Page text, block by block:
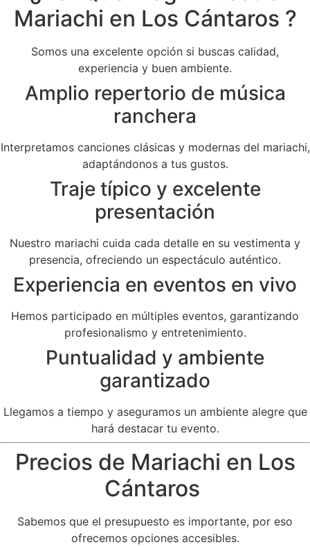
Mariachi en Los Cántaros ?
Somos una excelente opción si buscas calidad,
experiencia y buen ambiente.
Amplio repertorio de música
ranchera
Interpretamos canciones clásicas y modernas del mariachi,
adaptándonos a tus gustos.
Traje típico y excelente
presentación
Nuestro mariachi cuida cada detalle en su vestimenta y
presencia, ofreciendo un espectáculo auténtico.
Experiencia en eventos en vivo
Hemos participado en múltiples eventos, garantizando
profesionalismo y entretenimiento.
Puntualidad y ambiente
garantizado
Llegamos a tiempo y aseguramos un ambiente alegre que
hará destacar tu evento.
Precios de Mariachi en Los
Cántaros
Sabemos que el presupuesto es importante, por eso
ofrecemos opciones accesibles.